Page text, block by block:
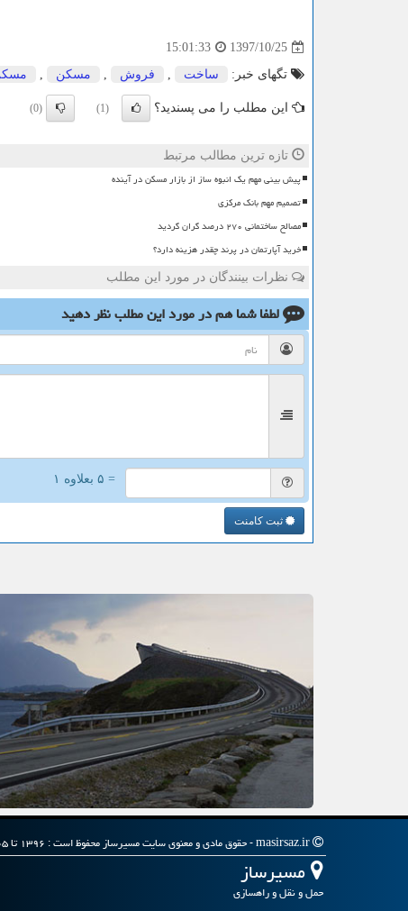
1397/10/25
15:01:33
تگهای خبر: ساخت , فروش , مسكن ,
این مطلب را می پسندید؟ (1)
(0)
تازه ترین مطالب مرتبط
پیش بینی مهم یک انبوه ساز از بازار مسکن در آینده
تصمیم مهم بانک مرکزی
مصالح ساختمانی ۲۷۰ درصد گران گردید
خرید آپارتمان در پرند چقدر هزینه دارد؟
نظرات بینندگان در مورد این مطلب
لطفا شما همدر مورد این مطلبنظر دهید
= ۵ بعلاوه ۱
ثبت کامنت
مسیرساز
حمل و نقل و راهسازی